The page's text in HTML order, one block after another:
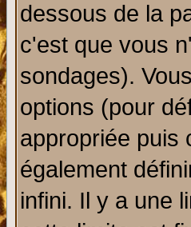
dessous de la
c'est que vous
sondages).
options (pour
appropriée puis
également
infini. Il y a une